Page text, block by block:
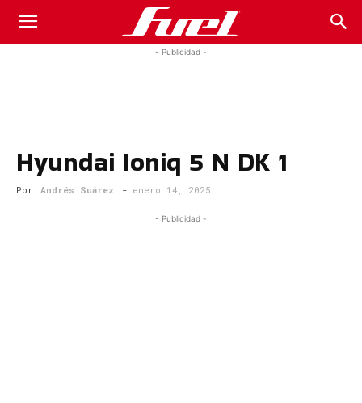
Fuel
Magazine
- Publicidad -
Hyundai Ioniq 5 N DK 1
Por Andrés Suárez - enero 14, 2025
- Publicidad -